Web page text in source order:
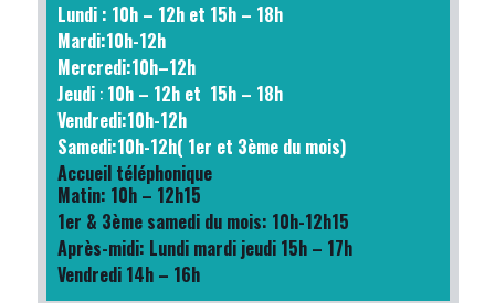
Lundi : 10h – 12h et 15h – 18h
Mardi:10h-12h
Mercredi:10h–12h
Jeudi : 10h – 12h et 15h – 18h
Vendredi:10h-12h
Samedi:10h-12h( 1er et 3ème du mois)
Accueil téléphonique
Matin: 10h – 12h15
1er & 3ème samedi du mois: 10h-12h15
Après-midi: Lundi mardi jeudi 15h – 17h
Vendredi 14h – 16h